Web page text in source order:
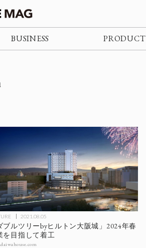
BUSINESS PRODUCT
2021.08.05
ブルツリーbyヒルトン大阪城」2024年春
を目指して着工